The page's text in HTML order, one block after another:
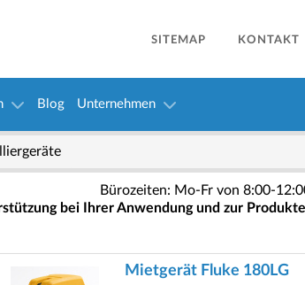
SITEMAP KONTAKT
Blog Unternehmen
Bürozeiten: Mo-Fr von 8:00-
bei Ihrer Anwendung und zur
Mietgerät Fluke 180LG